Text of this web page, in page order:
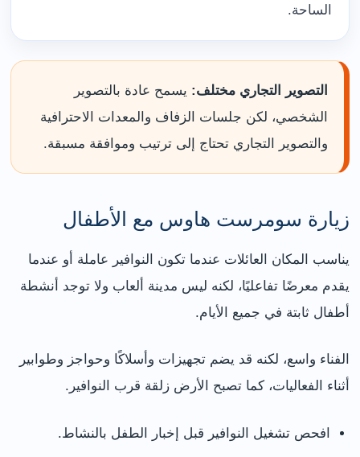
الساحة.
التصوير التجاري مختلف: يسمح عادة بالتصوير
الشخصي، لكن جلسات الزفاف والمعدات الاحترافية
والتصوير التجاري تحتاج إلى ترتيب وموافقة مسبقة.
زيارة سومرست هاوس مع الأطفال
يناسب المكان العائلات عندما تكون النوافير عاملة أو عندما
يقدم معرضًا تفاعليًا، لكنه ليس مدينة ألعاب ولا توجد أنشطة
أطفال ثابتة في جميع الأيام.
الفناء واسع، لكنه قد يضم تجهيزات وأسلاكًا وحواجز وطوابير
أثناء الفعاليات، كما تصبح الأرض زلقة قرب النوافير.
افحص تشغيل النوافير قبل إخبار الطفل بالنشاط.